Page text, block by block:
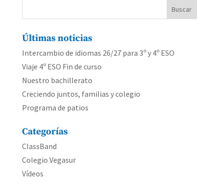
Buscar
Últimas noticias
Intercambio de idiomas 26/27 para 3º y 4º ESO
Viaje 4º ESO Fin de curso
Nuestro bachillerato
Creciendo juntos, familias y colegio
Programa de patios
Categorías
ClassBand
Colegio Vegasur
Vídeos